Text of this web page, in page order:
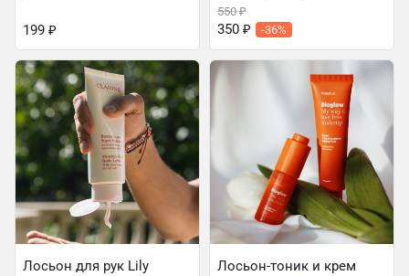
199 ₽
550₽
350 ₽ -36%
Лосьон для рук Lily
Лосьон-тоник и крем